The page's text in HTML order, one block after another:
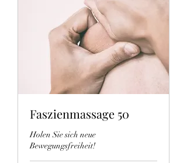
Faszienmassage 50
Holen Sie sich neue
Bewegungsfreiheit!